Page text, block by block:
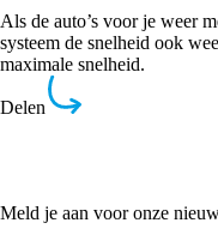
Als de auto’s voor je weer
systeem de snelheid ook
maximale snelheid.
Delen
Meld je aan voor onze